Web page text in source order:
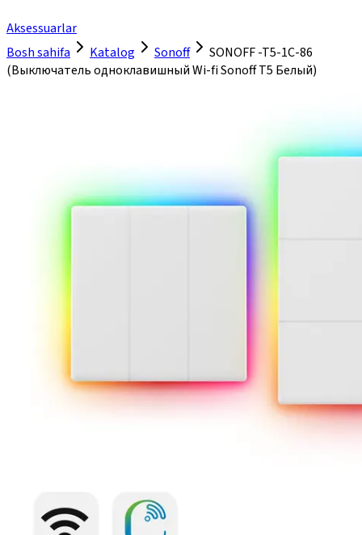
Aksessuarlar
Bosh sahifa
Katalog Sonoff
SONOFF -T5-1C-86
(Выключатель одноклавишный Wi-fi Sonoff T5 Белый)